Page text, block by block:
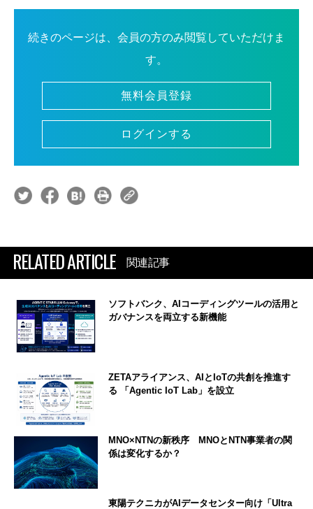
続きのページは、会員の方のみ閲覧していただけま
す。
無料会員登録
ログインする
RELATED ARTICLE 関連記事
ソフトバンク、AIコーディングツールの活用と
ガバナンスを両立する新機能
ZETAアライアンス、AIとIoTの共創を推進す
る 「Agentic IoT Lab」を設立
MNO×NTNの新秩序 MNOとNTN事業者の関
係は変化するか？
東陽テクニカがAIデータセンター向け「Ultra